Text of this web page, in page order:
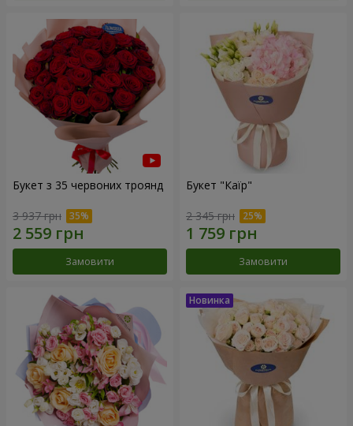
Букет з 35 червоних троянд
3 937 грн
Замовити
Букет "Каїр"
2 345 грн
Замовити